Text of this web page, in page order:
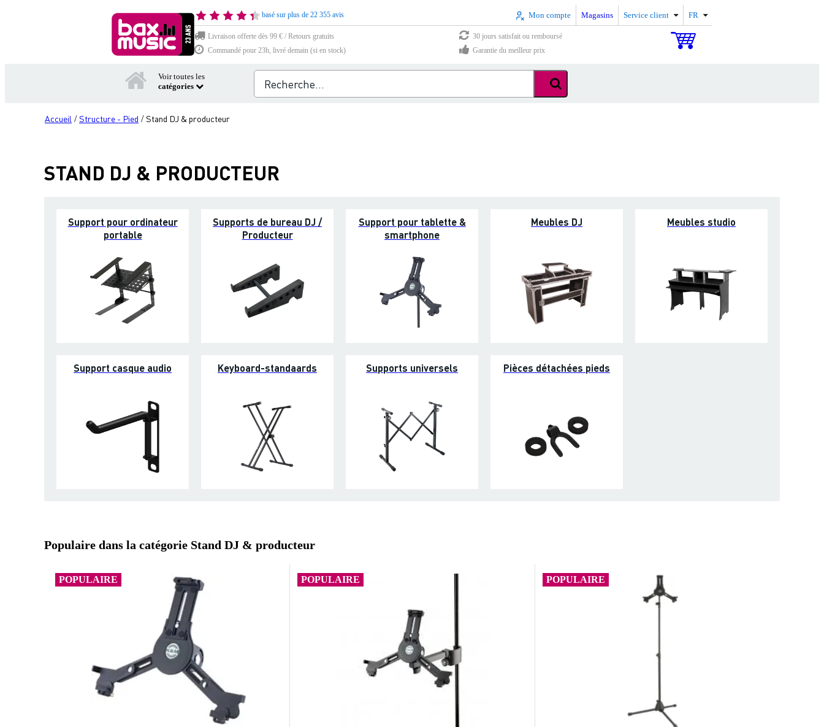
basé sur plus de 22 355 avis Mon compte Magasins Service client FR
Livraison offerte dès 99 € / Retours gratuits
30 jours satisfait ou remboursé
Commandé pour 23h, livré demain (si en stock)
Garantie du meilleur prix
Voir toutes les
catégories
Accueil /Structure - Pied /Stand DJ & producteur
STAND DJ & PRODUCTEUR
Support pour ordinateur
portable
Supports de bureau DJ /
Producteur
Support pour tablette &
smartphone
Meubles DJ Meubles studio
Support casque audio Keyboard-standaards Supports universels Pièces détachées pieds
Populaire dans la catégorie Stand DJ & producteur
POPULAIRE POPULAIRE POPULAIRE